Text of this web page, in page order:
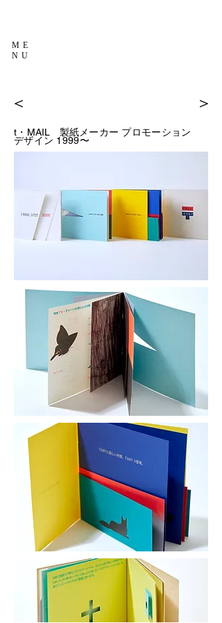
ME
NU
＜ ＞
t・MAIL
製紙メーカー プロモーション
デザイン 1999〜